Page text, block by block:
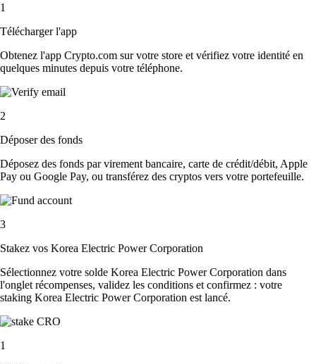
1
Télécharger l'app
Obtenez l'app Crypto.com sur votre store et vérifiez votre identité en
quelques minutes depuis votre téléphone.
2
Déposer des fonds
Déposez des fonds par virement bancaire, carte de crédit/débit, Apple
Pay ou Google Pay, ou transférez des cryptos vers votre portefeuille.
3
Stakez vos Korea Electric Power Corporation
Sélectionnez votre solde Korea Electric Power Corporation dans
l'onglet récompenses, validez les conditions et confirmez : votre
staking Korea Electric Power Corporation est lancé.
1